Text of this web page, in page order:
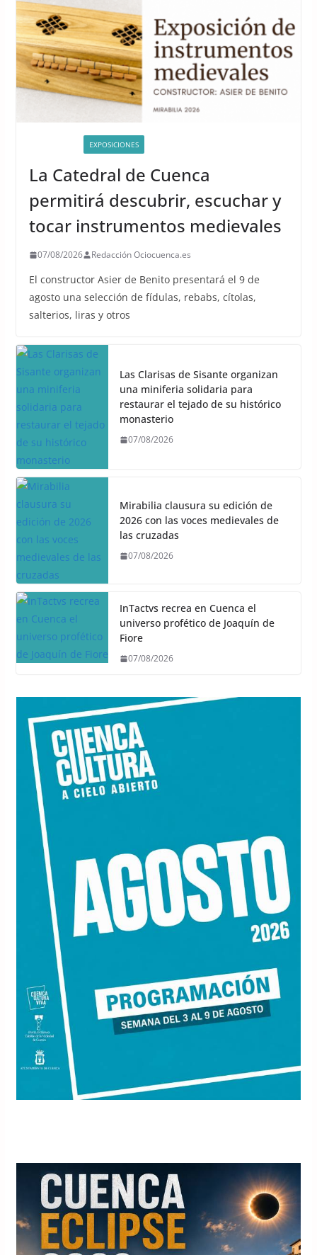
EXPOSICIONES
La Catedral de Cuenca
permitirá descubrir, escuchar y
tocar instrumentos medievales
07/08/2026 Redacción Ociocuenca.es
El constructor Asier de Benito presentará el 9 de
agosto una selección de fídulas, rebabs, cítolas,
salterios, liras y otros
Las Clarisas de Sisante organizan
una miniferia solidaria para
restaurar el tejado de su histórico
monasterio
07/08/2026
Mirabilia clausura su edición de
2026 con las voces medievales de
las cruzadas
07/08/2026
InTactvs recrea en Cuenca el
universo profético de Joaquín de
Fiore
07/08/2026